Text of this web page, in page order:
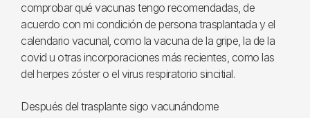
comprobar qué vacunas tengo recomendadas, de
acuerdo con mi condición de persona trasplantada y el
calendario vacunal, como la vacuna de la gripe, la de la
covid u otras incorporaciones más recientes, como las
del herpes zóster o el virus respiratorio sincitial.
Después del trasplante sigo vacunándome